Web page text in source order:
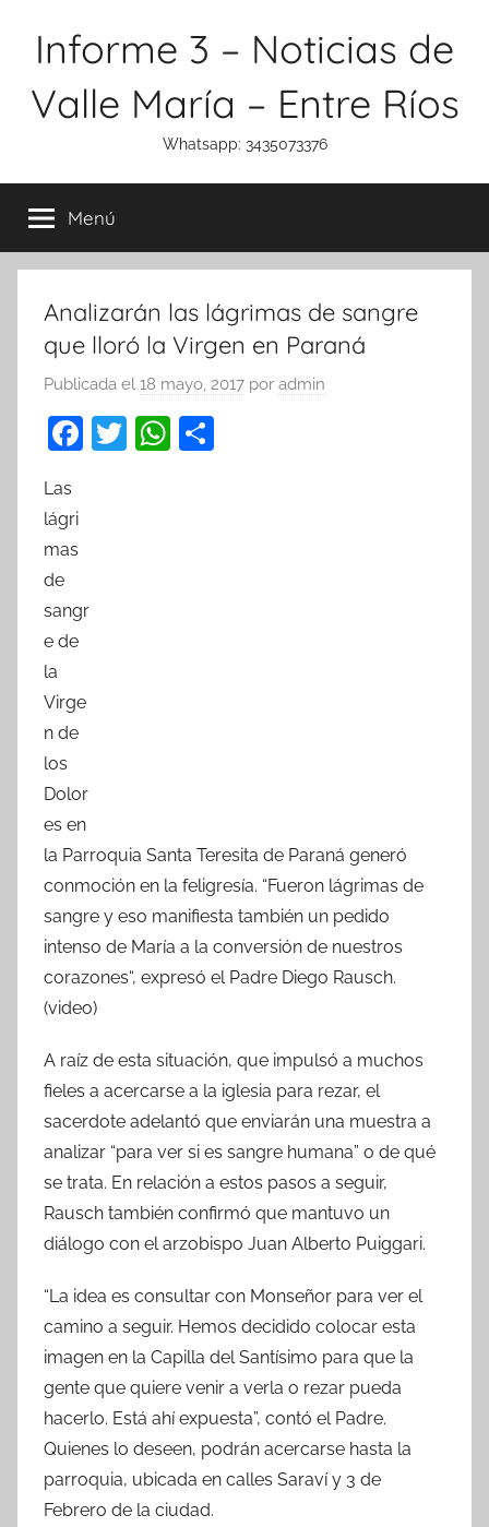
Informe 3 – Noticias de
Valle María – Entre Ríos
Whatsapp: 3435073376
Menú
Analizarán las lágrimas de sangre
que lloró la Virgen en Paraná
Publicada el 18 mayo, 2017 por admin
F
o
T
W
Las
lágri
mas
de
sangr
e de
la
Virge
n de
los
Dolor
es en
la Parroquia Santa Teresita de Paraná generó
conmoción en la feligresía. “Fueron lágrimas de
sangre y eso manifiesta también un pedido
intenso de María a la conversión de nuestros
corazones“, expresó el Padre Diego Rausch.
(video)
A raíz de esta situación, que impulsó a muchos
fieles a acercarse a la iglesia para rezar, el
sacerdote adelantó que enviarán una muestra a
analizar “para ver si es sangre humana” o de qué
se trata. En relación a estos pasos a seguir,
Rausch también confirmó que mantuvo un
diálogo con el arzobispo Juan Alberto Puiggari.
“La idea es consultar con Monseñor para ver el
camino a seguir. Hemos decidido colocar esta
imagen en la Capilla del Santísimo para que la
gente que quiere venir a verla o rezar pueda
hacerlo. Está ahí expuesta”, contó el Padre.
Quienes lo deseen, podrán acercarse hasta la
parroquia, ubicada en calles Saraví y 3 de
Febrero de la ciudad.